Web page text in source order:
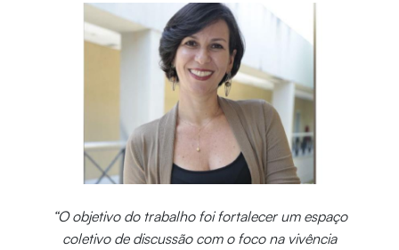
“O objetivo do trabalho foi fortalecer um espaço
coletivo de discussão com o foco na vivência